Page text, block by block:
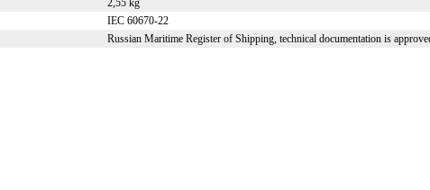
2,55 kg
IEC 60670-22
Russian Maritime Register of Shipping, technical documentation is